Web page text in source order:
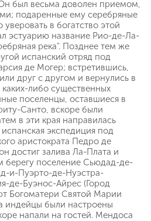
был весьма доволен приемом,
подаренные ему серебряные
в богатство этой
эстуарию название Рио-де-Ла-
река". Позднее тем же
испанский отряд под
де Могер; встретившись,
друг с другом и вернулись в
либо существенных
поселенцы, оставшиеся в
Санто, вскоре были
в эти края направилась
экспедиция под
аристократа Педро де
достиг залива Ла-Плата и
берегу поселение Сьюдад-де-
и-Пуэрто-де-Нуэстра-
де-Буэнос-Айрес (Город
Богоматери Святой Марии
индейцы были настроены
напали на гостей. Мендоса